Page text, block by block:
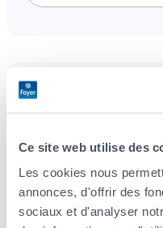
Ce site web utilise des
Les cookies nous
annonces, d'offrir des
sociaux et d'analyser
Unsere Agenturen
Alle Sprachen